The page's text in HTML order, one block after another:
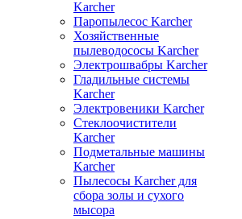
Karcher
Паропылесос Karcher
Хозяйственные
пылеводососы Karcher
Электрошвабры Karcher
Гладильные системы
Karcher
Электровеники Karcher
Стеклоочистители
Karcher
Подметальные машины
Karcher
Пылесосы Karcher для
сбора золы и сухого
мысора